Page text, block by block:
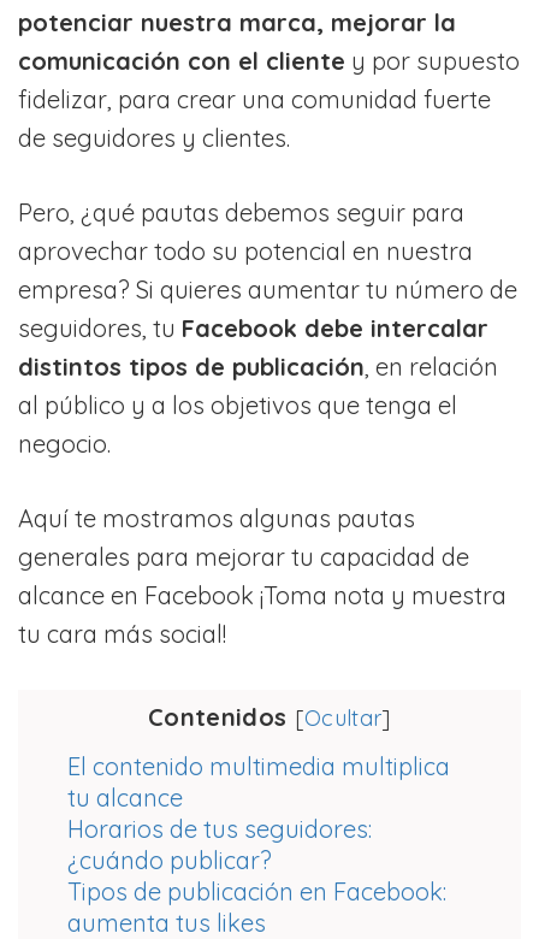
potenciar nuestra marca, mejorar la
comunicación con el cliente y por supuesto
fidelizar, para crear una comunidad fuerte
de seguidores y clientes.
Pero, ¿qué pautas debemos seguir para
aprovechar todo su potencial en nuestra
empresa? Si quieres aumentar tu número de
seguidores, tu Facebook debe intercalar
distintos tipos de publicación , en relación
al público y a los objetivos que tenga el
negocio.
Aquí te mostramos algunas pautas
generales para mejorar tu capacidad de
alcance en Facebook ¡Toma nota y muestra
tu cara más social!
Contenidos [Ocultar]
El contenido multimedia multiplica
tu alcance
Horarios de tus seguidores:
¿cuándo publicar?
Tipos de publicación en Facebook:
aumenta tus likes